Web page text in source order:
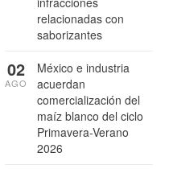
relacionadas con
saborizantes
México e industria
acuerdan
comercialización del
maíz blanco del ciclo
Primavera-Verano
2026
02
AGO